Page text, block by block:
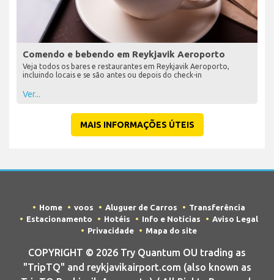
Comendo e bebendo em Reykjavik Aeroporto
Veja todos os bares e restaurantes em Reykjavik Aeroporto,
incluindo locais e se são antes ou depois do check-in
Ver...
MAIS INFORMAÇÕES ÚTEIS
Home voos Aluguer de Carros
Transferência
Estacionamento
Hotéis Info e Notícias
Aviso Legal
Privacidade
Mapa do site
COPYRIGHT © 2026 Try Quantum OU trading as
"TripTQ" and reykjavikairport.com (also known as